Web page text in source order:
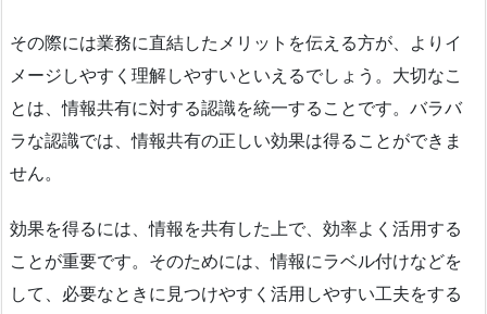
その際には業務に直結したメリットを伝える方が、よりイ
メージしやすく理解しやすいといえるでしょう。大切なこ
とは、情報共有に対する認識を統一することです。バラバ
ラな認識では、情報共有の正しい効果は得ることができま
せん。
効果を得るには、情報を共有した上で、効率よく活用する
ことが重要です。そのためには、情報にラベル付けなどを
して、必要なときに見つけやすく活用しやすい工夫をする